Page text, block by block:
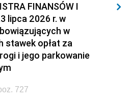
FINANSÓW I
lipca 2026 r. w
w
stawek opłat za
i jego parkowanie
727